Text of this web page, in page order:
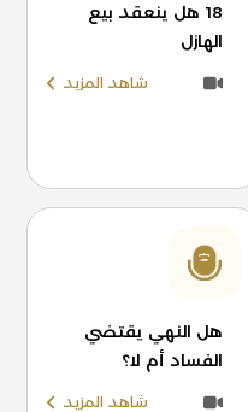
18 هل ينعقد بيع
الهازل
شاهد المزيد
هل النهي يقتضي
الفساد أم لا؟
شاهد المزيد